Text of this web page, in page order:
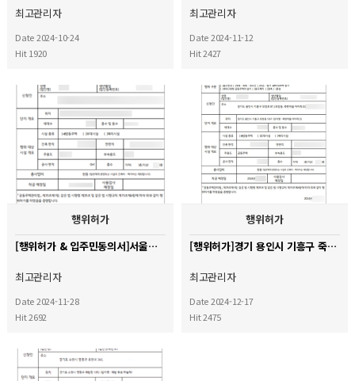
최고관리자
Date 2024-10-24
Hit 1920
최고관리자
Date 2024-11-12
Hit 2427
행위허가
[행위허가 & 입주민동의서]서울시 노원구 중계무지개아파트
최고관리자
Date 2024-11-28
Hit 2692
행위허가
[행위허가]경기 용인시 기흥구 죽현마을 아이파크 아파트
최고관리자
Date 2024-12-17
Hit 2475